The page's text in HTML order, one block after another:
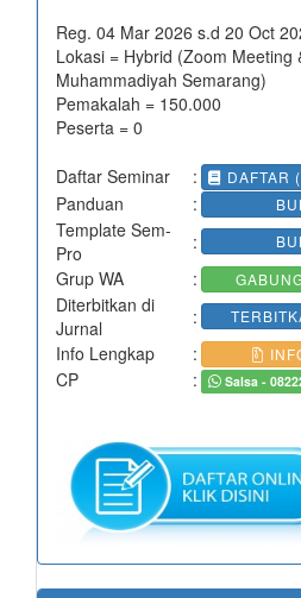
Reg. 04 Mar 2026 s.d 20 Oct
Lokasi = Hybrid (Zoom Meeting
Muhammadiyah Semarang)
Pemakalah = 150.000
Peserta = 0
Daftar Seminar : DAFTAR
Panduan :
Template Sem-
Pro
:
Grup WA :
Diterbitkan di
Jurnal
:
Info Lengkap :
CP : Salsa -